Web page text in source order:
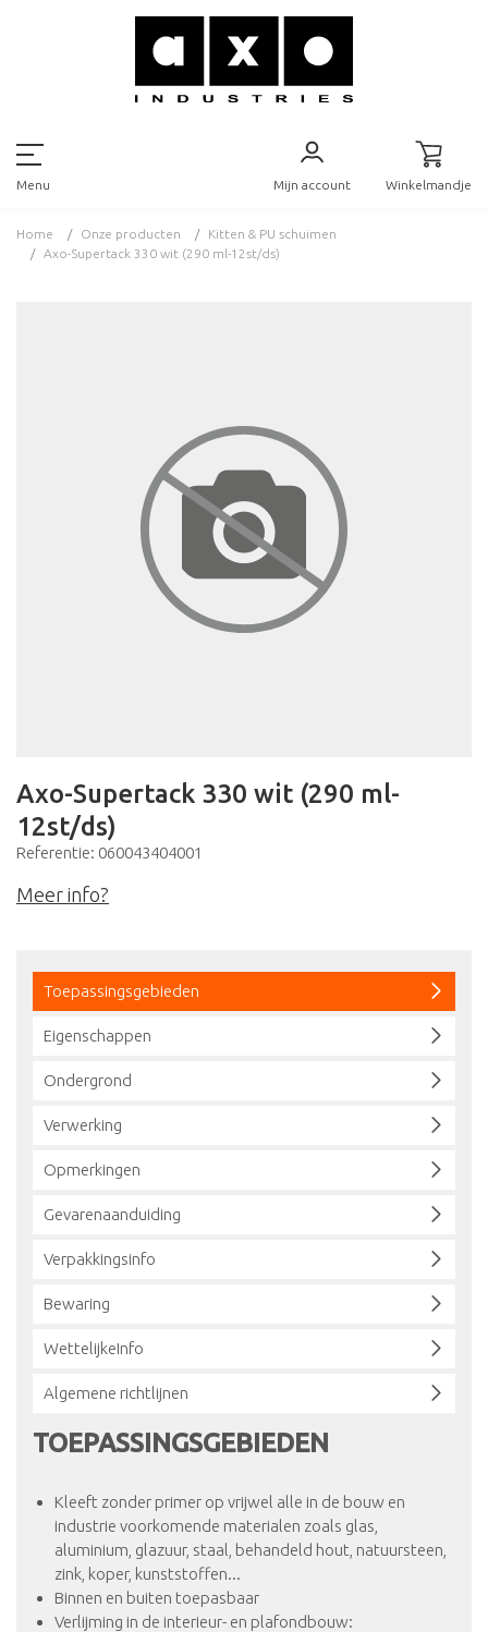
Menu Mijn account Winkelmandje
Home Onze producten
Kitten & PU schuimen
Axo-Supertack 330 wit (290 ml-12st/ds)
Axo-Supertack 330 wit (290 ml-
12st/ds)
Referentie: 060043404001
Meer info?
Toepassingsgebieden
Eigenschappen
Ondergrond
Verwerking
Opmerkingen
Gevarenaanduiding
Verpakkingsinfo
Bewaring
WettelijkeInfo
Algemene richtlijnen
TOEPASSINGSGEBIEDEN
Kleeft zonder primer op vrijwel alle in de bouw en
industrie voorkomende materialen zoals glas,
aluminium, glazuur, staal, behandeld hout, natuursteen,
zink, koper, kunststoffen...
Binnen en buiten toepasbaar
Verlijming in de interieur- en plafondbouw: